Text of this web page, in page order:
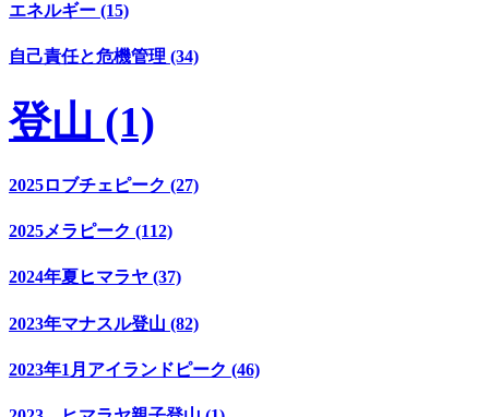
エネルギー (15)
自己責任と危機管理 (34)
登山 (1)
2025ロブチェピーク (27)
2025メラピーク (112)
2024年夏ヒマラヤ (37)
2023年マナスル登山 (82)
2023年1月アイランドピーク (46)